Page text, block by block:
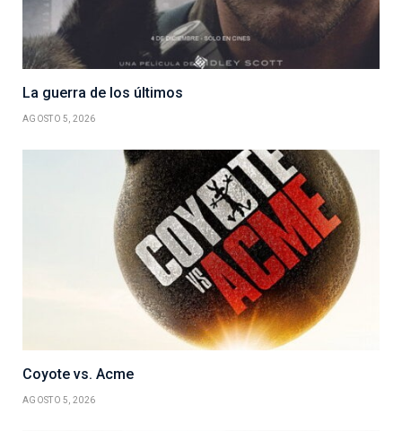
La guerra de los últimos
AGOSTO 5, 2026
Coyote vs. Acme
AGOSTO 5, 2026